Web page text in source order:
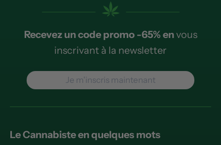
Recevez un code promo -65% envous
inscrivant à la newsletter
Je m'inscris maintenant
Le Cannabiste en quelques mots